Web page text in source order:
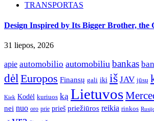
TRANSPORTAS
Design Inspired by Its Bigger Brother, the
31 liepos, 2026
apie automobilio automobiliu bankas
dėl Europos Finansų gali iki iš JAV jūsų
Kiek Kodėl kuriuos ką Lietuvos
nei nuo oro prie prieš priežiūros reikia rinkos